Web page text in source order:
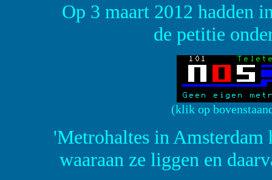
Op 3 maart 2012 hadden
de petitie
(klik op
'Metrohaltes in Amsterdam
waaraan ze liggen en